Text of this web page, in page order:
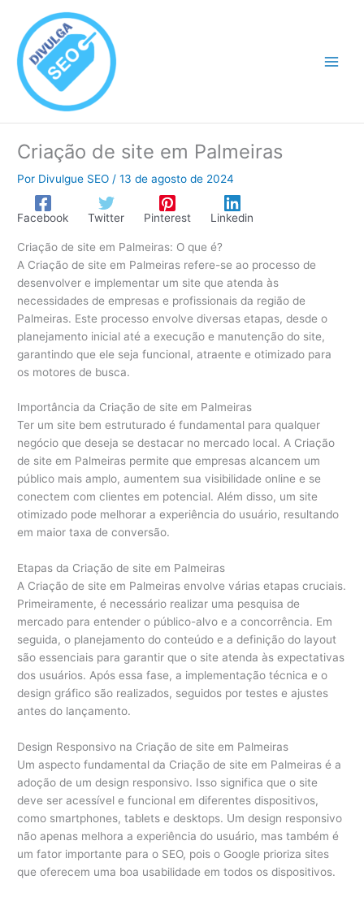
conteúdo
Criação de site em Palmeiras
Por Divulgue SEO /13 de agosto de 2024
Facebook Twitter Pinterest Linkedin
Criação de site em Palmeiras: O que é?
A Criação de site em Palmeiras refere-se ao processo de
desenvolver e implementar um site que atenda às
necessidades de empresas e profissionais da região de
Palmeiras. Este processo envolve diversas etapas, desde o
planejamento inicial até a execução e manutenção do site,
garantindo que ele seja funcional, atraente e otimizado para
os motores de busca.
Importância da Criação de site em Palmeiras
Ter um site bem estruturado é fundamental para qualquer
negócio que deseja se destacar no mercado local. A Criação
de site em Palmeiras permite que empresas alcancem um
público mais amplo, aumentem sua visibilidade online e se
conectem com clientes em potencial. Além disso, um site
otimizado pode melhorar a experiência do usuário, resultando
em maior taxa de conversão.
Etapas da Criação de site em Palmeiras
A Criação de site em Palmeiras envolve várias etapas cruciais.
Primeiramente, é necessário realizar uma pesquisa de
mercado para entender o público-alvo e a concorrência. Em
seguida, o planejamento do conteúdo e a definição do layout
são essenciais para garantir que o site atenda às expectativas
dos usuários. Após essa fase, a implementação técnica e o
design gráfico são realizados, seguidos por testes e ajustes
antes do lançamento.
Design Responsivo na Criação de site em Palmeiras
Um aspecto fundamental da Criação de site em Palmeiras é a
adoção de um design responsivo. Isso significa que o site
deve ser acessível e funcional em diferentes dispositivos,
como smartphones, tablets e desktops. Um design responsivo
não apenas melhora a experiência do usuário, mas também é
um fator importante para o SEO, pois o Google prioriza sites
que oferecem uma boa usabilidade em todos os dispositivos.